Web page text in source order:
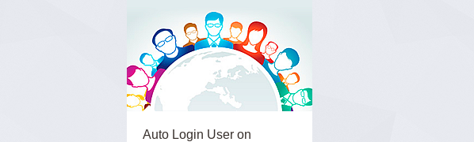
Auto Login User on